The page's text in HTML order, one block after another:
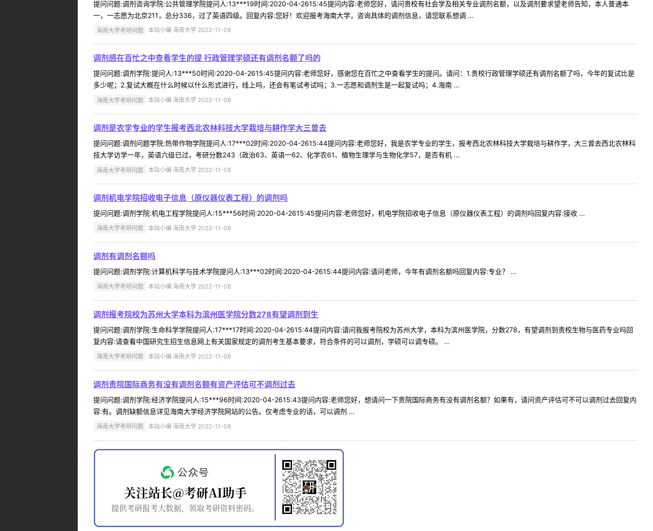
提问问题:调剂咨询学院:公共管理学院提问人:13***19时间:2020-04-2615:45提问内容:老师您好，请问贵校有社会学及相关专业调剂名额，以及调剂要求望老师告知，本人普通本
一，一志愿为北京211，总分336，过了英语四级。回复内容:您好！欢迎报考海南大学，咨询具体的调剂信息，请您联系想调 ...
海南大学考研问题 本站小编 海南大学 2022-11-08
调剂感在百忙之中查看学生的提 行政管理学硕还有调剂名额了吗的
提问问题:调剂学院:提问人:13***50时间:2020-04-2615:45提问内容:老师您好，感谢您在百忙之中查看学生的提问。请问：1.贵校行政管理学硕还有调剂名额了吗，今年的复试比是
多少呢；2.复试大概在什么时候以什么形式进行，线上吗，还会有笔试考试吗；3.一志愿和调剂生是一起复试吗；4.海南 ...
海南大学考研问题 本站小编 海南大学 2022-11-08
调剂是农学专业的学生报考西北农林科技大学栽培与耕作学大三曾去
提问问题:调剂问题学院:热带作物学院提问人:17***02时间:2020-04-2615:44提问内容:老师您好，我是农学专业的学生，报考西北农林科技大学栽培与耕作学，大三曾去西北农林科
技大学访学一年，英语六级已过，考研分数243（政治63、英语一62、化学农61、植物生理学与生物化学57，是否有机 ...
海南大学考研问题 本站小编 海南大学 2022-11-08
调剂机电学院招收电子信息（原仪器仪表工程）的调剂吗
提问问题:调剂学院:机电工程学院提问人:15***56时间:2020-04-2615:45提问内容:老师您好，机电学院招收电子信息（原仪器仪表工程）的调剂吗回复内容:接收 ...
海南大学考研问题 本站小编 海南大学 2022-11-08
调剂有调剂名额吗
提问问题:调剂学院:计算机科学与技术学院提问人:13***02时间:2020-04-2615:44提问内容:请问老师，今年有调剂名额吗回复内容:专业？ ...
海南大学考研问题 本站小编 海南大学 2022-11-08
调剂报考院校为苏州大学本科为滨州医学院分数278有望调剂到生
提问问题:调剂学院:生命科学学院提问人:17***17时间:2020-04-2615:44提问内容:请问我报考院校为苏州大学，本科为滨州医学院，分数278，有望调剂到贵校生物与医药专业吗回
复内容:请查看中国研究生招生信息网上有关国家规定的调剂考生基本要求，符合条件的可以调剂，学硕可以调专硕。 ...
海南大学考研问题 本站小编 海南大学 2022-11-08
调剂贵院国际商务有没有调剂名额有资产评估可不调剂过去
提问问题:调剂学院:经济学院提问人:15***96时间:2020-04-2615:43提问内容:老师您好，想请问一下贵院国际商务有没有调剂名额？如果有，请问资产评估可不可以调剂过去回复内
容:有。调剂缺额信息详见海南大学经济学院网站的公告。仅考虑专业的话，可以调剂 ...
海南大学考研问题 本站小编 海南大学 2022-11-08